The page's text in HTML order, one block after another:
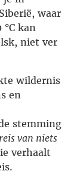
waar
kan
niet ver
wildernis
en
stemming
van niets
verhaalt